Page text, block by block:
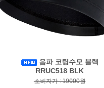
음파 코팅수모 블랙
RRUC518 BLK
소비자가 : 19000원